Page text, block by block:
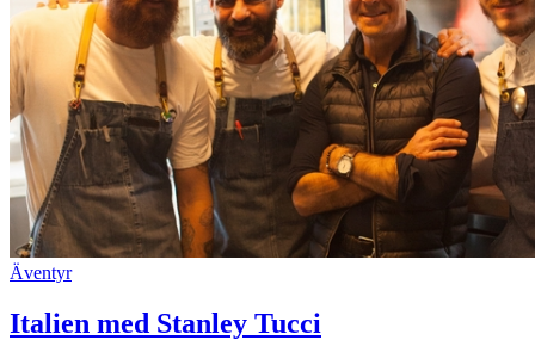
Äventyr
Italien med Stanley Tucci